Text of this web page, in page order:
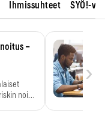
Ihmissuhteet SYÖ!-
–
noin
›